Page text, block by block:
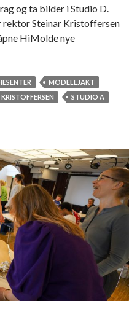
og ta bilder i Studio D.
rektor Steinar Kristoffersen
HiMolde nye
MODELLJAKT
STUDIO A